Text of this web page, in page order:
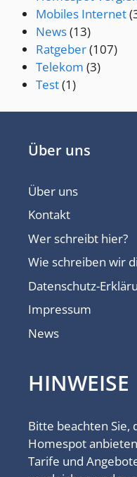
Mobiles Internet
News(13)
Ratgeber(107)
Telekom (3)
Test(1)
Über uns
Über uns
Kontakt
Wer schreibt hier?
Wie schreiben wir
Datenschutz-
Impressum
News
HINWEISE
Bitte beachten Sie,
Homespot
Tarife und